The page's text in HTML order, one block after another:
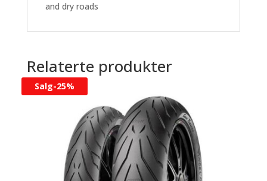
and dry roads
Relaterte produkter
Salg-25%